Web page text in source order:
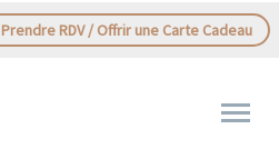
Prendre RDV / Offrir une Carte Cadeau